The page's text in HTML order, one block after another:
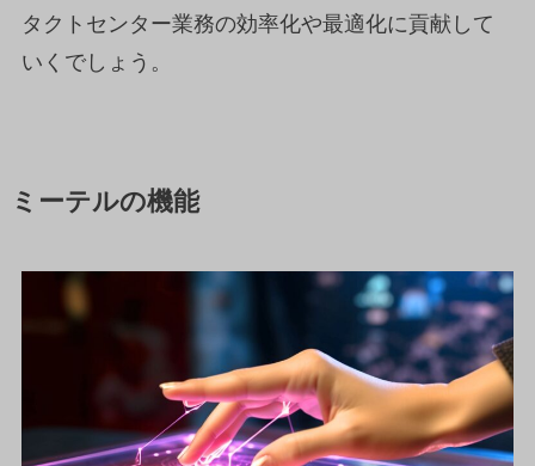
タクトセンター業務の効率化や最適化に貢献して
いくでしょう。
ミーテルの機能